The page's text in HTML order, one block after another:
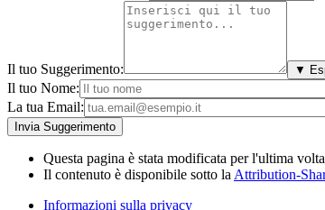
Il tuo Suggerimento: ▼
Il tuo Nome:
La tua Email:
Questa pagina è stata modificata per l'ultima
Il contenuto è disponibile sotto laAttribution-
Informazioni sulla privacy